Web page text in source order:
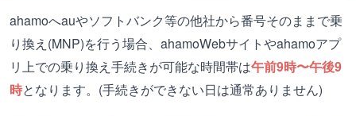
ahamoへauやソフトバンク等の他社から番号そのままで乗
り換え(MNP)を行う場合、ahamoWebサイトやahamoアプ
リ上での乗り換え手続きが可能な時間帯は午前9時〜午後9
時となります。(手続きができない日は通常ありません)